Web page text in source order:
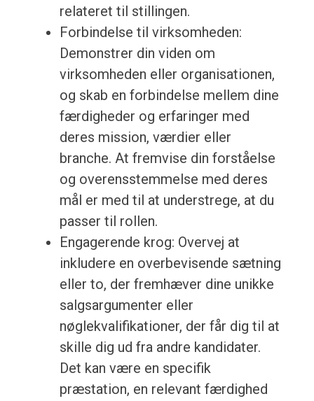
relateret til stillingen.
Forbindelse til virksomheden:
Demonstrer din viden om
virksomheden eller organisationen,
og skab en forbindelse mellem dine
færdigheder og erfaringer med
deres mission, værdier eller
branche. At fremvise din forståelse
og overensstemmelse med deres
mål er med til at understrege, at du
passer til rollen.
Engagerende krog: Overvej at
inkludere en overbevisende sætning
eller to, der fremhæver dine unikke
salgsargumenter eller
nøglekvalifikationer, der får dig til at
skille dig ud fra andre kandidater.
Det kan være en specifik
præstation, en relevant færdighed